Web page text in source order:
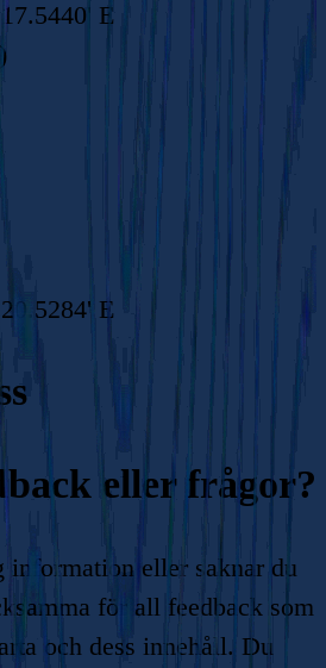
E
E
eller frågor?
eller saknar du
för all feedback som
och dess innehåll. Du